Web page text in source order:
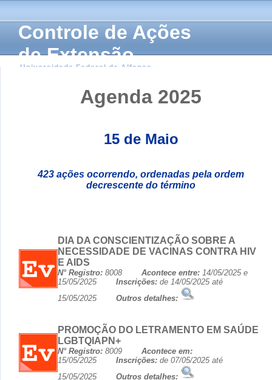
Controle de Ações
de Extensão
Universidade Federal de Alfenas
Agenda 2025
15 de Maio
423 ações ocorrendo, ordenadas pela ordem
decrescente do término
DIA DA CONSCIENTIZAÇÃO SOBRE A
NECESSIDADE DE VACINAS CONTRA HIV
E AIDS
N° Registro: 8008 Acontece entre: 14/05/2025 e
15/05/2025 Inscrições: de 14/05/2025 até
15/05/2025 Outros detalhes:
PROMOÇÃO DO LETRAMENTO EM SAÚDE
LGBTQIAPN+
N° Registro: 8009 Acontece em:
15/05/2025 Inscrições: de 07/05/2025 até
15/05/2025 Outros detalhes: